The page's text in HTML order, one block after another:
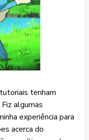
tenham
algumas
experiência para
acerca do